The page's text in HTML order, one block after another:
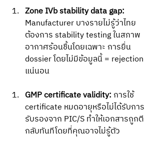
Zone IVb stability data gap:
Manufacturer บางรายไม่รู้ว่าไทย
ต้องการ stability testing ในสภาพ
อากาศร้อนชื้นโดยเฉพาะ การยื่น
dossier โดยไม่มีข้อมูลนี้ = rejection
แน่นอน
GMP certificate validity: การใช้
certificate หมดอายุหรือไม่ได้รับการ
รับรองจาก PIC/S ทำให้เอกสารถูกตี
กลับทันทีโดยที่คุณอาจไม่รู้ตัว